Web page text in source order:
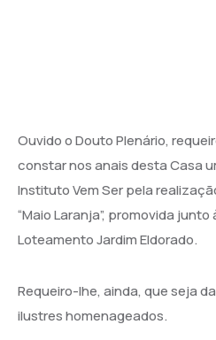
Ouvido o Douto Plenário,
constar nos anais desta Casa
Instituto Vem Ser pela
“Maio Laranja”, promovida
Loteamento Jardim Eldorado.
Requeiro-lhe, ainda, que seja
ilustres homenageados.